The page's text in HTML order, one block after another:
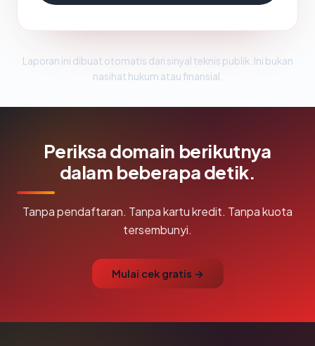
Laporan ini dibuat otomatis dari sinyal teknis publik. Ini bukan
nasihat hukum atau finansial.
Periksa domain berikutnya
dalam beberapa detik.
Tanpa pendaftaran. Tanpa kartu kredit. Tanpa kuota
tersembunyi.
Mulai cek gratis →